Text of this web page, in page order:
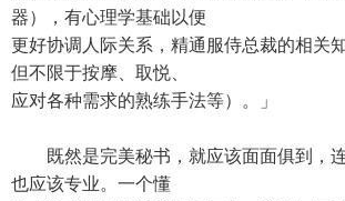
器），有心理学基础以便
更好协调人际关系，精通服侍总裁的相关
但不限于按摩、取悦、
应对各种需求的熟练手法等）。」
既然是完美秘书，就应该面面俱到，
也应该专业。一个懂